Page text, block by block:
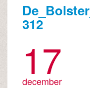
312
17
december